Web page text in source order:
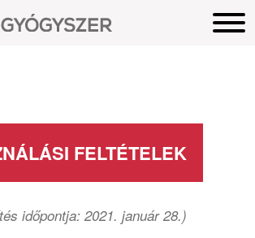
FELTÉTELEK
időpontja: 2021. január 28.)